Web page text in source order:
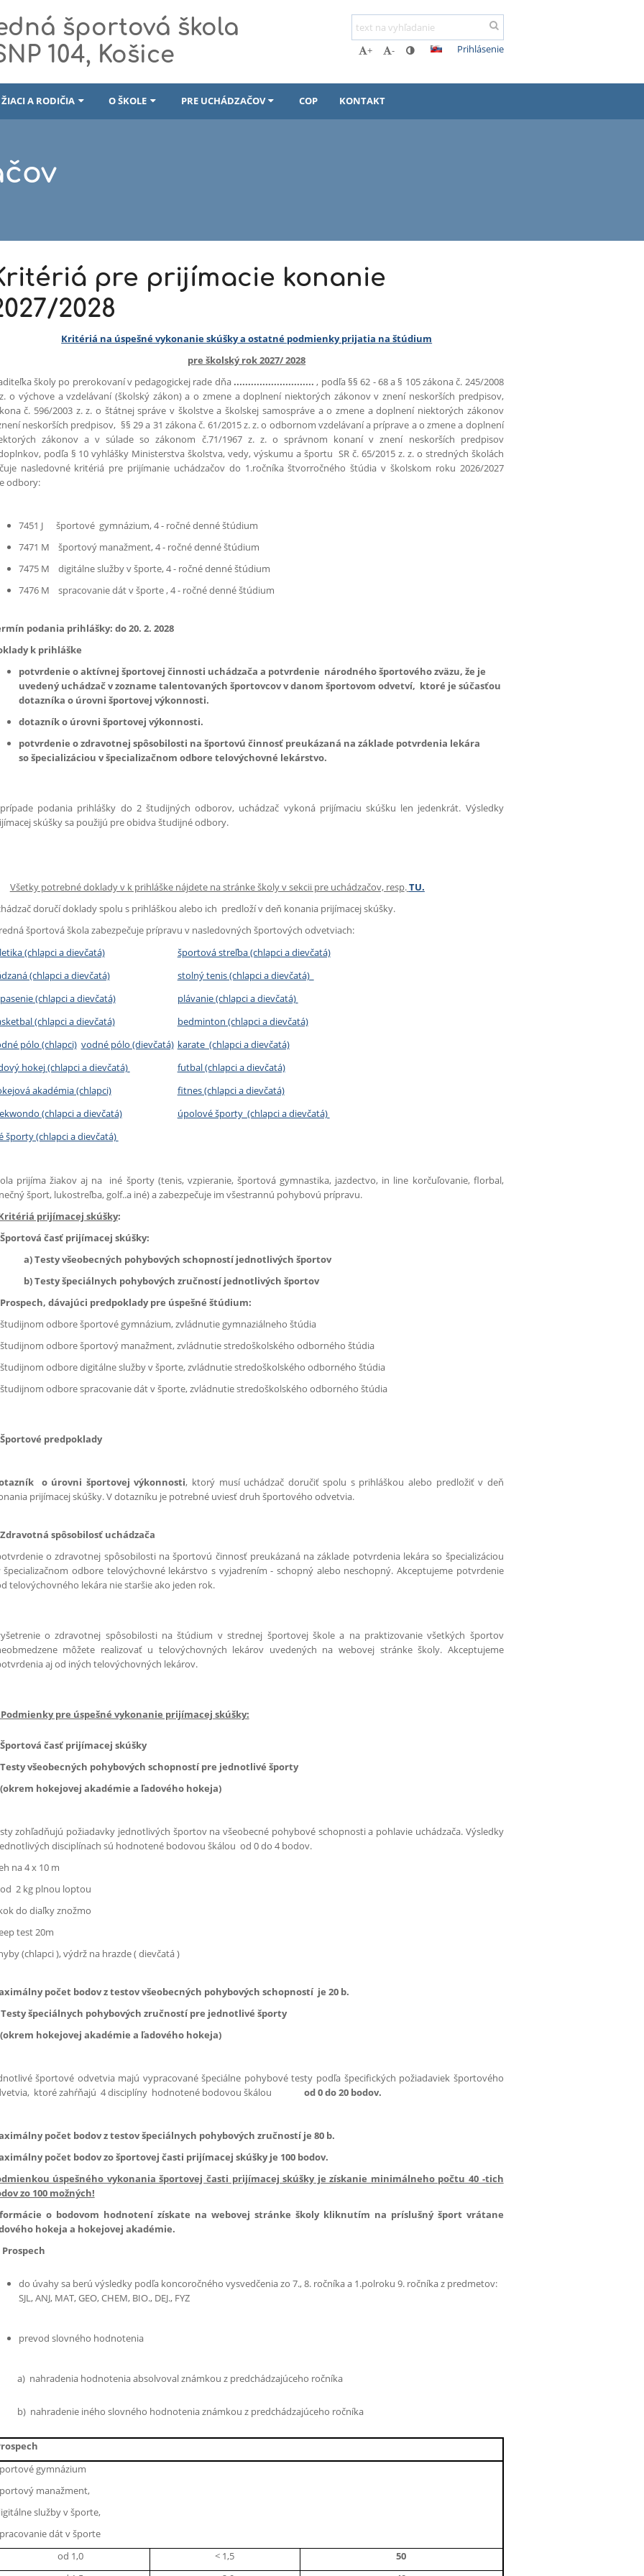
športová škola
104, Košice
+ - Prihlásenie
ŽIACI A RODIČIA O ŠKOLE PRE UCHÁDZAČOV COP KONTAKT
pre prijímacie konanie
2028
Kritériá na úspešné vykonanie skúšky a ostatné podmienky prijatia na štúdium
pre školský rok 2027/ 2028
školy po prerokovaní v pedagogickej rade dňa ............................, podľa §§ 62 - 68 a § 105 zákona č. 245/2008
o výchove a vzdelávaní (školský zákon) a o zmene a doplnení niektorých zákonov v znení neskorších predpisov,
č. 596/2003 z. z. o štátnej správe v školstve a školskej samospráve a o zmene a doplnení niektorých zákonov
neskorších predpisov, §§ 29 a 31 zákona č. 61/2015 z. z. o odbornom vzdelávaní a príprave a o zmene a doplnení
zákonov a v súlade so zákonom č.71/1967 z. z. o správnom konaní v znení neskorších predpisov
podľa § 10 vyhlášky Ministerstva školstva, vedy, výskumu a športu SR č. 65/2015 z. z. o stredných školách
nasledovné kritériá pre prijímanie uchádzačov do 1.ročníka štvorročného štúdia v školskom roku 2026/2027
odbory:
7451 J športové gymnázium, 4 - ročné denné štúdium
7471 M športový manažment, 4 - ročné denné štúdium
7475 M digitálne služby v športe, 4 - ročné denné štúdium
7476 M spracovanie dát v športe , 4 - ročné denné štúdium
podania prihlášky: do 20. 2. 2028
k prihláške
potvrdenie o aktívnej športovej činnosti uchádzača a potvrdenie národného športového zväzu, že je
uvedený uchádzač v zozname talentovaných športovcov v danom športovom odvetví, ktoré je súčasťou
dotazníka o úrovni športovej výkonnosti.
dotazník o úrovni športovej výkonnosti.
potvrdenie o zdravotnej spôsobilosti na športovú činnosť preukázaná na základe potvrdenia lekára
so špecializáciou v špecializačnom odbore telovýchovné lekárstvo.
podania prihlášky do 2 študijných odborov, uchádzač vykoná prijímaciu skúšku len jedenkrát. Výsledky
skúšky sa použijú pre obidva študijné odbory.
Všetky potrebné doklady v k prihláške nájdete na stránke školy v sekcii pre uchádzačov, resp.TU.
doručí doklady spolu s prihláškou alebo ich predloží v deň konania prijímacej skúšky.
športová škola zabezpečuje prípravu v nasledovných športových odvetviach:
(chlapci a dievčatá)
športová streľba (chlapci a dievčatá)
(chlapci a dievčatá)
stolný tenis (chlapci a dievčatá)
(chlapci a dievčatá)
plávanie (chlapci a dievčatá)
(chlapci a dievčatá)
bedminton (chlapci a dievčatá)
pólo (chlapci) vodné pólo (dievčatá) karate (chlapci a dievčatá)
hokej (chlapci a dievčatá)
futbal (chlapci a dievčatá)
akadémia (chlapci)
fitnes (chlapci a dievčatá)
(chlapci a dievčatá)
úpolové športy (chlapci a dievčatá)
športy (chlapci a dievčatá)
prijíma žiakov aj na iné športy (tenis, vzpieranie, športová gymnastika, jazdectvo, in line korčuľovanie, florbal,
šport, lukostreľba, golf..a iné) a zabezpečuje im všestrannú pohybovú prípravu.
prijímacej skúšky:
časť prijímacej skúšky:
a) Testy všeobecných pohybových schopností jednotlivých športov
b) Testy špeciálnych pohybových zručností jednotlivých športov
dávajúci predpoklady pre úspešné štúdium:
odbore športové gymnázium, zvládnutie gymnaziálneho štúdia
odbore športový manažment, zvládnutie stredoškolského odborného štúdia
odbore digitálne služby v športe, zvládnutie stredoškolského odborného štúdia
odbore spracovanie dát v športe, zvládnutie stredoškolského odborného štúdia
predpoklady
o úrovni športovej výkonnosti, ktorý musí uchádzač doručiť spolu s prihláškou alebo predložiť v deň
prijímacej skúšky. V dotazníku je potrebné uviesť druh športového odvetvia.
spôsobilosť uchádzača
o zdravotnej spôsobilosti na športovú činnosť preukázaná na základe potvrdenia lekára so špecializáciou
špecializačnom odbore telovýchovné lekárstvo s vyjadrením - schopný alebo neschopný. Akceptujeme potvrdenie
telovýchovného lekára nie staršie ako jeden rok.
o zdravotnej spôsobilosti na štúdium v strednej športovej škole a na praktizovanie všetkých športov
môžete realizovať u telovýchovných lekárov uvedených na webovej stránke školy. Akceptujeme
aj od iných telovýchovných lekárov.
Podmienky pre úspešné vykonanie prijímacej skúšky:
časť prijímacej skúšky
všeobecných pohybových schopností pre jednotlivé športy
hokejovej akadémie a ľadového hokeja)
zohľadňujú požiadavky jednotlivých športov na všeobecné pohybové schopnosti a pohlavie uchádzača. Výsledky
disciplínach sú hodnotené bodovou škálou od 0 do 4 bodov.
na 4 x 10 m
2 kg plnou loptou
do diaľky znožmo
test 20m
(chlapci ), výdrž na hrazde ( dievčatá )
počet bodov z testov všeobecných pohybových schopností je 20 b.
Testy špeciálnych pohybových zručností pre jednotlivé športy
hokejovej akadémie a ľadového hokeja)
športové odvetvia majú vypracované špeciálne pohybové testy podľa špecifických požiadaviek športového
ktoré zahŕňajú 4 disciplíny hodnotené bodovou škálou od 0 do 20 bodov.
počet bodov z testov špeciálnych pohybových zručností je 80 b.
počet bodov zo športovej časti prijímacej skúšky je 100 bodov.
úspešného vykonania športovej časti prijímacej skúšky je získanie minimálneho počtu 40 -tich
zo 100 možných!
o bodovom hodnotení získate na webovej stránke školy kliknutím na príslušný šport vrátane
hokeja a hokejovej akadémie.
do úvahy sa berú výsledky podľa koncoročného vysvedčenia zo 7., 8. ročníka a 1.polroku 9. ročníka z predmetov:
SJL, ANJ, MAT, GEO, CHEM, BIO., DEJ., FYZ
prevod slovného hodnotenia
a) nahradenia hodnotenia absolvoval známkou z predchádzajúceho ročníka
b) nahradenie iného slovného hodnotenia známkou z predchádzajúceho ročníka
gymnázium
manažment,
služby v športe,
dát v športe
od 1,0
< 1,5
50